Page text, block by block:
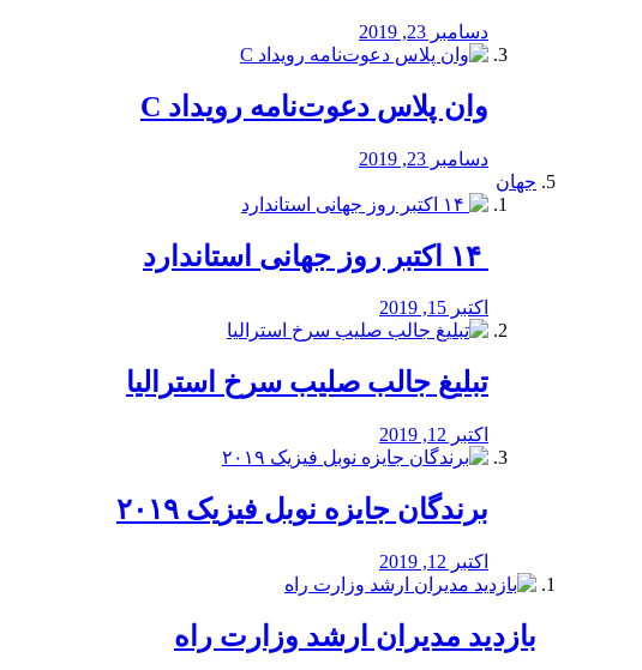
دسامبر 23, 2019
وان پلاس دعوت‌نامه رویداد C
دسامبر 23, 2019
جهان
اکتبر 15, 2019
تبلیغ جالب صلیب سرخ استرالیا
اکتبر 12, 2019
برندگان جایزه نوبل فیزیک ۲۰۱۹
اکتبر 12, 2019
بازدید مدیران ارشد وزارت راه